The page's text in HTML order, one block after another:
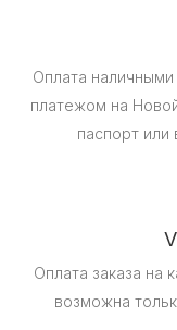
Оплата
платежом на
паспорт или
Оплата заказа на
возможна